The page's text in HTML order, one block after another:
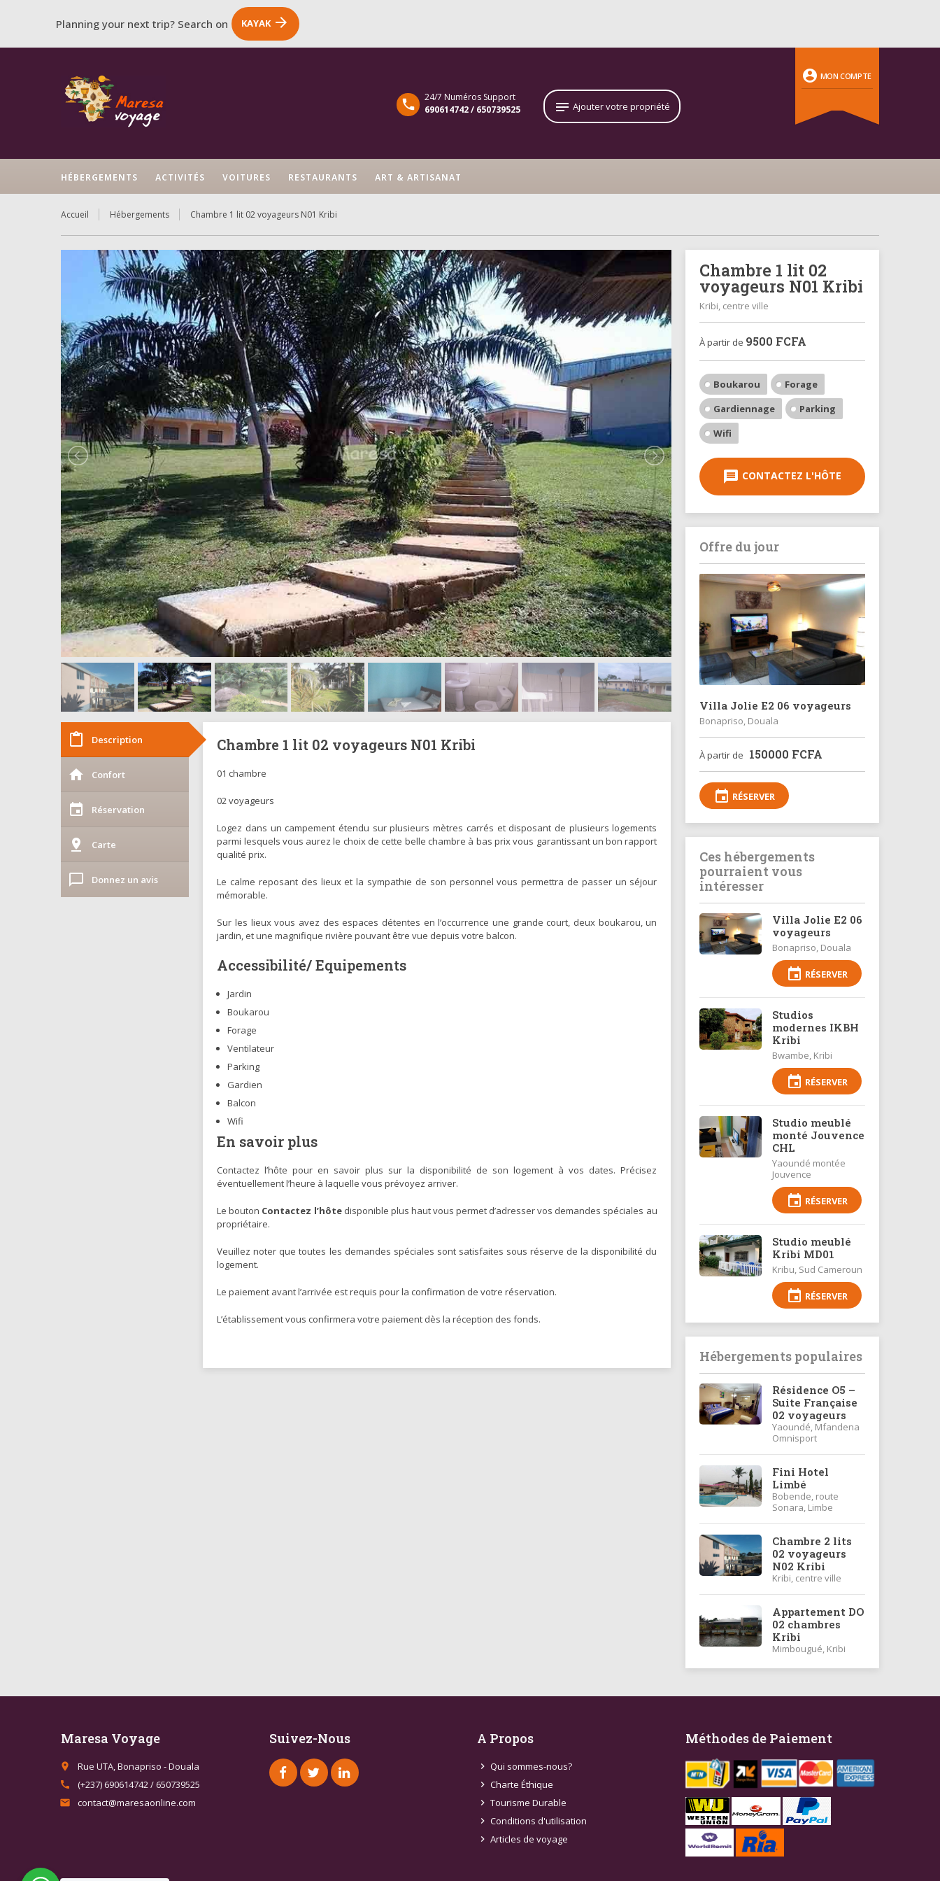
Planning your next trip? Search on KAYAK arrow_forward
account_circle MON COMPTE
notes Ajouter votre propriété
24/7 Numéros Support
690614742 / 650739525
HÉBERGEMENTS ACTIVITÉS VOITURES RESTAURANTS ART & ARTISANAT
Accueil Hébergements Chambre 1 lit 02 voyageurs N01 Kribi
content_paste Description
home Confort
event Réservation
pin_drop Carte
chat_bubble_outline Donnez un avis
Chambre 1 lit 02 voyageurs N01 Kribi
01 chambre
02 voyageurs
Logez dans un campement étendu sur plusieurs mètres carrés et disposant de plusieurs logements
parmi lesquels vous aurez le choix de cette belle chambre à bas prix vous garantissant un bon rapport
qualité prix.
Le calme reposant des lieux et la sympathie de son personnel vous permettra de passer un séjour
mémorable.
Sur les lieux vous avez des espaces détentes en l’occurrence une grande court, deux boukarou, un
jardin, et une magnifique rivière pouvant être vue depuis votre balcon.
Accessibilité/ Equipements
Jardin
Boukarou
Forage
Ventilateur
Parking
Gardien
Balcon
Wifi
En savoir plus
Contactez l’hôte pour en savoir plus sur la disponibilité de son logement à vos dates. Précisez
éventuellement l’heure à laquelle vous prévoyez arriver.
Le bouton Contactez l’hôtedisponible plus haut vous permet d’adresser vos demandes spéciales au
propriétaire.
Veuillez noter que toutes les demandes spéciales sont satisfaites sous réserve de la disponibilité du
logement.
Le paiement avant l’arrivée est requis pour la confirmation de votre réservation.
L’établissement vous confirmera votre paiement dès la réception des fonds.
Chambre 1 lit 02
voyageurs N01 Kribi
Kribi, centre ville
À partir de 9500 FCFA
Boukarou
Forage
Gardiennage
Parking
Wifi
message CONTACTEZ L'HÔTE
Offre du jour
Villa Jolie E2 06 voyageurs
Bonapriso, Douala
À partir de 150000 FCFA
event RÉSERVER
Ces hébergements
pourraient vous
intéresser
Villa Jolie E2 06
voyageurs
Bonapriso, Douala
event RÉSERVER
Studios
modernes IKBH
Kribi
Bwambe, Kribi
event RÉSERVER
Studio meublé
monté Jouvence
CHL
Yaoundé montée
Jouvence
event RÉSERVER
Studio meublé
Kribi MD01
Kribu, Sud Cameroun
event RÉSERVER
Hébergements populaires
Résidence O5 –
Suite Française
02 voyageurs
Yaoundé, Mfandena
Omnisport
Fini Hotel
Limbé
Bobende, route
Sonara, Limbe
Chambre 2 lits
02 voyageurs
N02 Kribi
Kribi, centre ville
Appartement DO
02 chambres
Kribi
Mimbougué, Kribi
Maresa Voyage
place Rue UTA, Bonapriso - Douala
call (+237) 690614742 / 650739525
email contact@maresaonline.com
Suivez-Nous A Propos
chevron_right Qui sommes-nous?
chevron_right Charte Éthique
chevron_right Tourisme Durable
chevron_right Conditions d'utilisation
chevron_right Articles de voyage
Méthodes de Paiement